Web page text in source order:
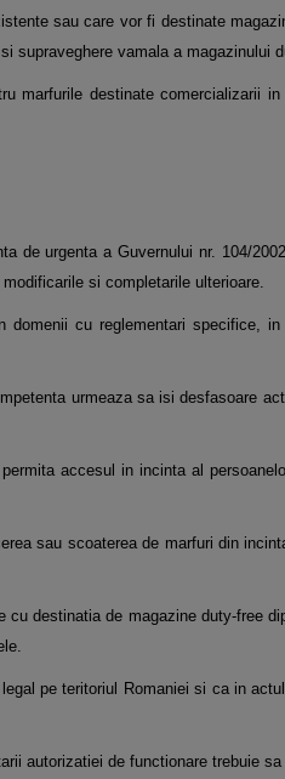
sau care vor fi destinate
supraveghere vamala a magazinului
marfurile destinate comercializarii in
de urgenta a Guvernului nr. 104/
si completarile ulterioare.
domenii cu reglementari specifice,
urmeaza sa isi desfasoare
accesul in incinta al
sau scoaterea de marfuri din
destinatia de magazine duty-free
pe teritoriul Romaniei si ca in
autorizatiei de functionare trebuie